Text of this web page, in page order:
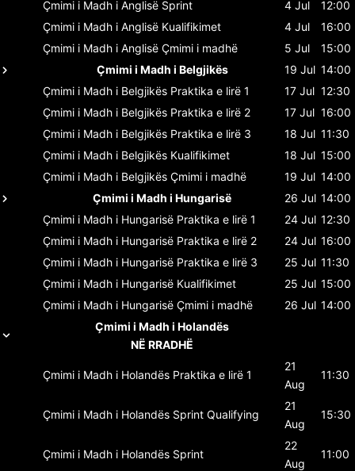
Çmimi i Madh i Anglisë Sprint 4 Jul
12:00
Çmimi i Madh i Anglisë Kualifikimet 4 Jul
16:00
Çmimi i Madh i Anglisë Çmimi i madhë 5 Jul
15:00
Çmimi i Madh i Belgjikës
19 Jul 14:00
Çmimi i Madh i Belgjikës Praktika e lirë 1 17 Jul 12:30
Çmimi i Madh i Belgjikës Praktika e lirë 2 17 Jul 16:00
Çmimi i Madh i Belgjikës Praktika e lirë 3 18 Jul 11:30
Çmimi i Madh i Belgjikës Kualifikimet 18 Jul 15:00
Çmimi i Madh i Belgjikës Çmimi i madhë 19 Jul 14:00
Çmimi i Madh i Hungarisë
26 Jul 14:00
Çmimi i Madh i Hungarisë Praktika e lirë 1 24 Jul 12:30
Çmimi i Madh i Hungarisë Praktika e lirë 2 24 Jul 16:00
Çmimi i Madh i Hungarisë Praktika e lirë 3 25 Jul 11:30
Çmimi i Madh i Hungarisë Kualifikimet 25 Jul 15:00
Çmimi i Madh i Hungarisë Çmimi i madhë 26 Jul 14:00
Çmimi i Madh i Holandës
NË RRADHË
Çmimi i Madh i Holandës Praktika e lirë 1
21
Aug
11:30
Çmimi i Madh i Holandës Sprint Qualifying
21
Aug
15:30
Çmimi i Madh i Holandës Sprint
22
Aug
11:00